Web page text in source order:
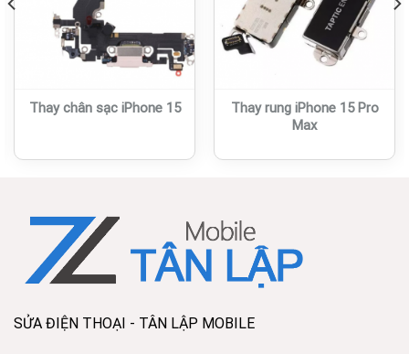
Thay chân sạc iPhone 15
Thay rung iPhone 15 Pro
Max
SỬA ĐIỆN THOẠI - TÂN LẬP MOBILE